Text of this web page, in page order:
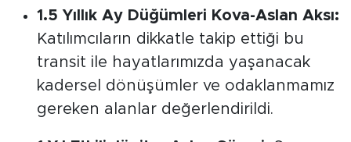
1.5 Yıllık Ay Düğümleri Kova-Aslan Aksı:
Katılımcıların dikkatle takip ettiği bu
transit ile hayatlarımızda yaşanacak
kadersel dönüşümler ve odaklanmamız
gereken alanlar değerlendirildi.